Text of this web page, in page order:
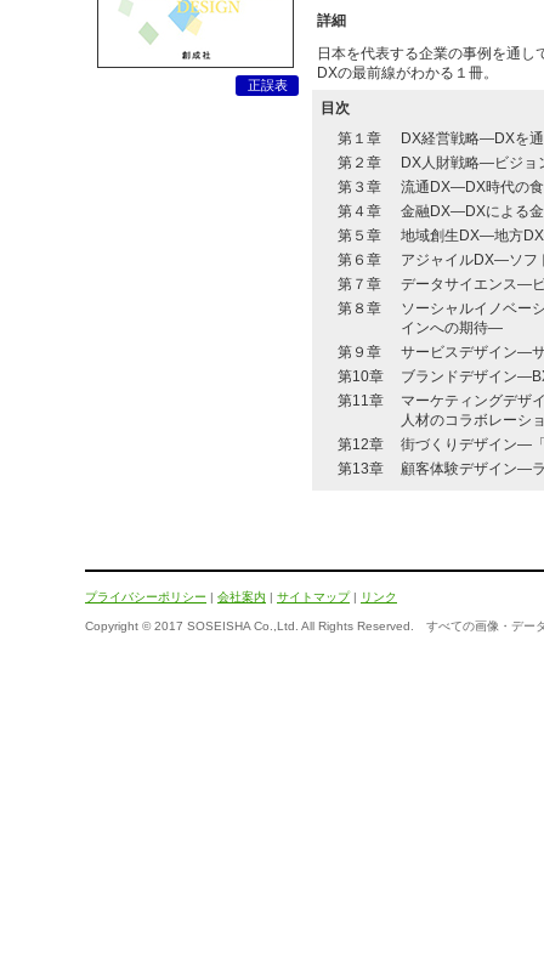
正誤表
詳細
日本を代表する企業の事例を通
DXの最前線がわかる１冊。
目次
第１章
DX経営戦略―DXを
第２章
DX人財戦略―ビジ
第３章
流通DX―DX時代の
第４章
金融DX―DXによる
第５章
地域創生DX―地方
第６章
アジャイルDX―ソフ
第７章
データサイエンス―
第８章
ソーシャルイノベー
インへの期待―
第９章
サービスデザイン―
第10章
ブランドデザイン
第11章
マーケティングデザ
人材のコラボレーシ
第12章
街づくりデザイン―
第13章
顧客体験デザイン―
プライバシーポリシー | 会社案内 | サイトマップ| リンク
Copyright © 2017 SOSEISHA Co.,Ltd. All Rights Reserved. すべての画像・デー